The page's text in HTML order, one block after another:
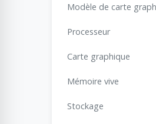
Modèle de carte
Processeur
Carte graphique
Mémoire vive
Stockage